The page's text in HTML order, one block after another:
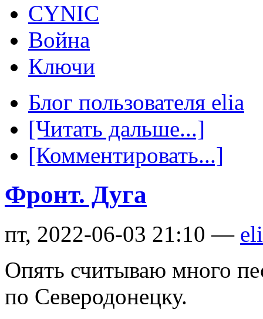
CYNIC
Война
Ключи
Блог пользователя elia
[Читать дальше...]
[Комментировать...]
Фронт. Дуга
пт, 2022-06-03 21:10 —
Опять считываю много
по Северодонецку.